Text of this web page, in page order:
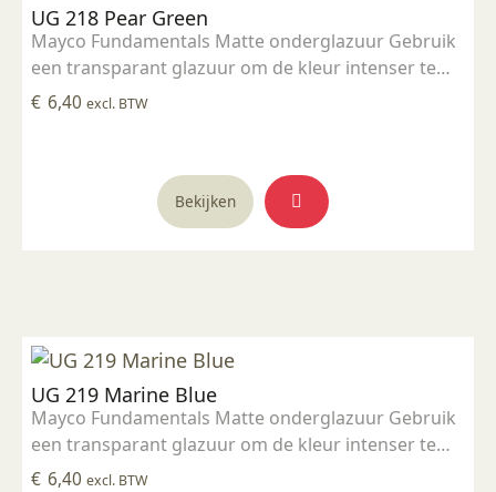
UG 218 Pear Green
Mayco Fundamentals Matte onderglazuur Gebruik
een transparant glazuur om de kleur intenser te
maken Geschikt voor gebruiksgoed mits er een
€ 6,40 excl. BTW
Bekijken
UG 219 Marine Blue
Mayco Fundamentals Matte onderglazuur Gebruik
een transparant glazuur om de kleur intenser te
maken Geschikt voor gebruiksgoed mits er een
€ 6,40 excl. BTW